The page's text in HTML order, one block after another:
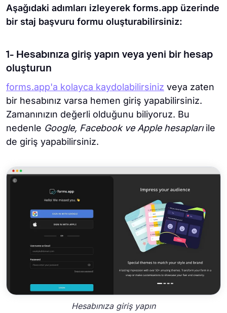
Aşağıdaki adımları izleyerek forms.app üzerinde
bir staj başvuru formu oluşturabilirsiniz:
1- Hesabınıza giriş yapın veya yeni bir hesap
oluşturun
forms.app'a kolayca kaydolabilirsiniz veya zaten
bir hesabınız varsa hemen giriş yapabilirsiniz.
Zamanınızın değerli olduğunu biliyoruz. Bu
nedenle Google, Facebook ve Apple hesaplarıile
de giriş yapabilirsiniz.
Hesabınıza giriş yapın